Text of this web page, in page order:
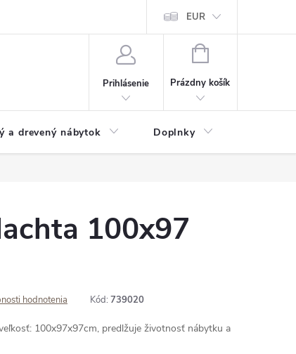
osobných údajov Doprava a platba Veľkoobchod - import
EUR
Prihlásenie
NÁKUPNÝ
Prázdny košík
a drevený nábytok Doplnky
100x97
hodnotenia Kód: 739020
100x97x97cm, predlžuje životnosť nábytku a